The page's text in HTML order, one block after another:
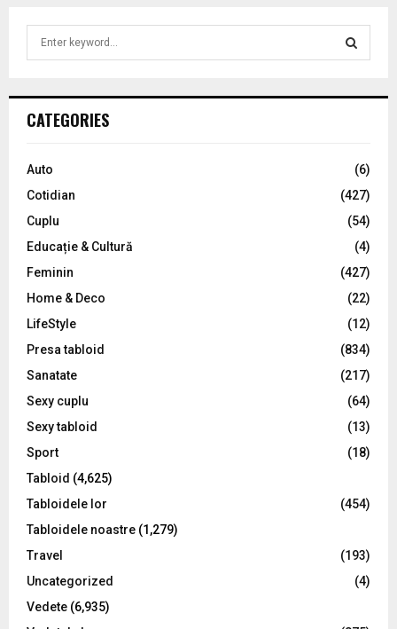
h
o
:
C
CATEGORIES
Auto
(6)
Cotidian
(427)
Cuplu
(54)
Educație & Cultură
(4)
Feminin
(427)
Home & Deco
(22)
LifeStyle
(12)
Presa tabloid
(834)
Sanatate
(217)
Sexy cuplu
(64)
Sexy tabloid
(13)
Sport
(18)
Tabloid (4,625)
Tabloidele lor
(454)
Tabloidele noastre (1,279)
Travel
(193)
Uncategorized
(4)
Vedete (6,935)